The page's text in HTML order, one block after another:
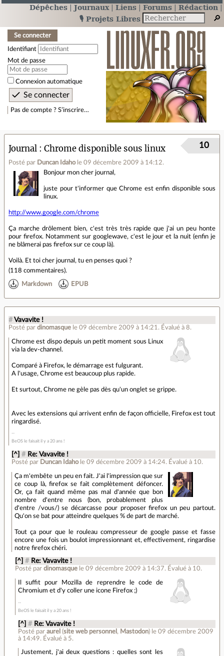
Dépêches Journaux Liens Forums
Rédaction
🎙️ Projets Libres
Se connecter
Identifiant
Mot de passe
Connexion automatique
Pas de compte ? S’inscrire…
Journal Chrome disponible sous linux
Posté par Duncan Idaho le 09 décembre 2009 à 14:12.
10
Bonjour mon cher journal,
juste pour t'informer que Chrome est enfin disponible sous
linux.
http://www.google.com/chrome
Ça marche drôlement bien, c'est très très rapide que j'ai un peu honte
pour firefox. Notamment sur googlewave, c'est le jour et la nuit (enfin je
ne blâmerai pas firefox sur ce coup là).
Voilà. Et toi cher journal, tu en penses quoi ?
(118 commentaires).
Markdown EPUB
# Vavavite !
Posté par dinomasque le 09 décembre 2009 à 14:21 . Évalué à 8.
Chrome est dispo depuis un petit moment sous Linux
via la dev-channel.
Comparé à Firefox, le démarrage est fulgurant.
A l'usage, Chrome est beaucoup plus rapide.
Et surtout, Chrome ne gèle pas dès qu'un onglet se grippe.
Avec les extensions qui arrivent enfin de façon officielle, Firefox est tout
ringardisé.
BeOS le faisait il y a 20 ans !
[^] # Re: Vavavite !
Posté par Duncan Idaho le 09 décembre 2009 à 14:24. Évalué à 10.
Ça m'embête un peu en fait. J'ai l'impression que sur
ce coup là, firefox se fait complètement défoncer.
Or, ça fait quand même pas mal d'année que bon
nombre d'entre nous (bon, probablement plus
d'entre /vous/) se décarcasse pour proposer firefox un peu partout.
Qu'on se bat pour atteindre quelques % de part de marché.
Tout ça pour que le rouleau compresseur de google passe et fasse
encore une fois un boulot impressionnant et, effectivement, ringardise
notre firefox chéri.
[^] # Re: Vavavite !
Posté par dinomasque le 09 décembre 2009 à 14:37. Évalué à 10.
Il suffit pour Mozilla de reprendre le code de
Chromium et d'y coller une icone Firefox ;)
BeOS le faisait il y a 20 ans !
[^] # Re: Vavavite !
Posté paraurel (site web personnel , Mastodon) le 09 décembre 2009
à 14:49. Évalué à 5.
Justement, j'ai deux questions : quelles sont les